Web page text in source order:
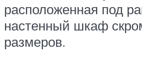
расположенная под
настенный шкаф
размеров.